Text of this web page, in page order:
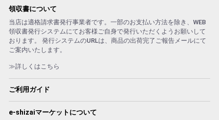
領収書について
当店は適格請求書発行事業者です。一部のお支払い方法を除き、WEB
領収書発行システムにてお客様ご自身で発行いただくようお願いして
おります。 発行システムのURLは、商品の出荷完了ご報告メールにて
ご案内いたします。
≫詳しくはこちら
ご利用ガイド
e-shizaiマーケットについて